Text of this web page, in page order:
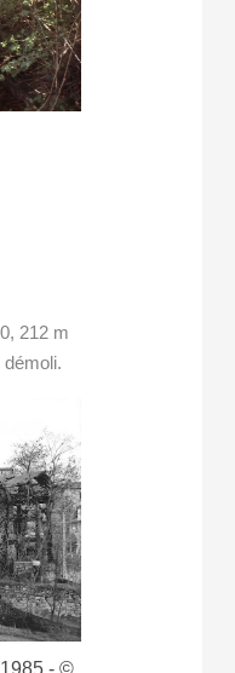
212 m
- ©